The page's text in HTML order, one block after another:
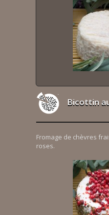
Bicottin
Fromage de chèvres
roses.